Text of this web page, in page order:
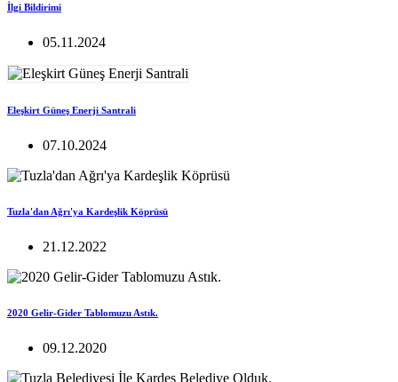
İlgi Bildirimi
05.11.2024
Eleşkirt Güneş Enerji Santrali
07.10.2024
Tuzla'dan Ağrı'ya Kardeşlik Köprüsü
21.12.2022
2020 Gelir-Gider Tablomuzu Astık.
09.12.2020